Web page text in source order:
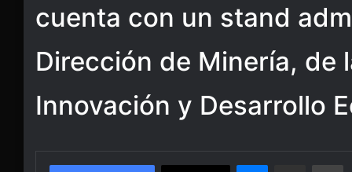
cuenta con un stand
Dirección de Minería, de
Innovación y Desarrollo
Messenger
Share via Email